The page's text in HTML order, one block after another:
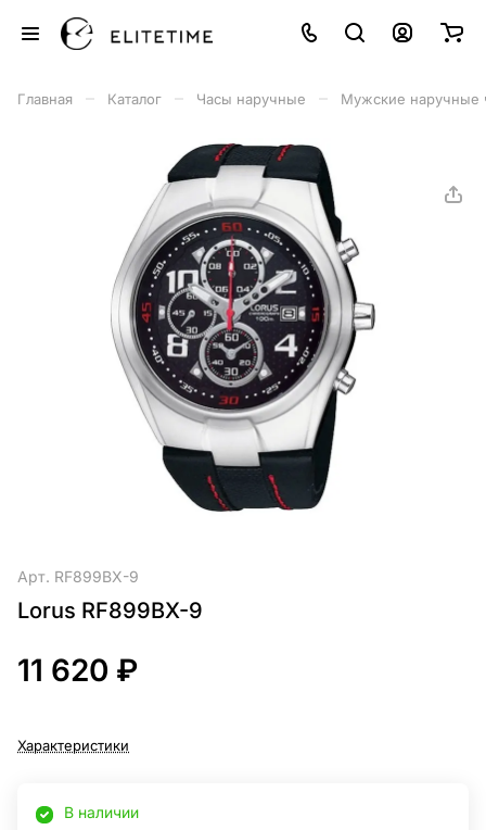
Главная Каталог Часы наручные Мужские наручные
Арт. RF899BX-9
Lorus RF899BX-9
11 620 ₽
Характеристики
В наличии